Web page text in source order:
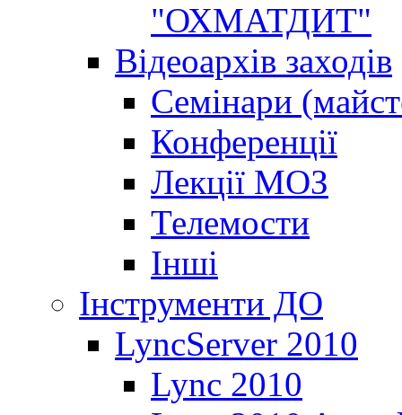
"ОХМАТДИТ"
Відеоархів заходів
Семінари
Конференції
Лекції МОЗ
Телемости
Інші
Інструменти ДО
LyncServer 2010
Lync 2010